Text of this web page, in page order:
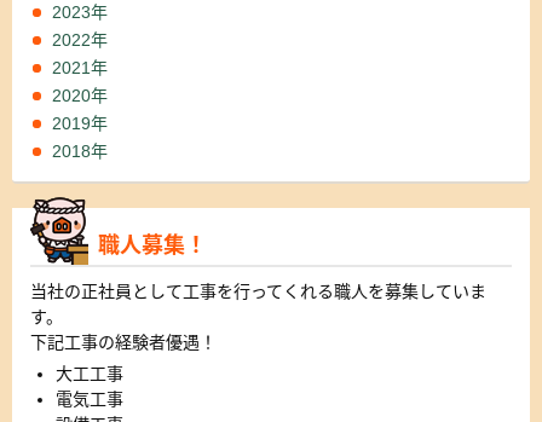
2023年
2022年
2021年
2020年
2019年
2018年
職人募集！
当社の正社員として工事を行ってくれる職人を募集していま
す。
下記工事の経験者優遇！
大工工事
電気工事